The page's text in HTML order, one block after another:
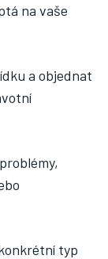
na vaše
a objednat
typ